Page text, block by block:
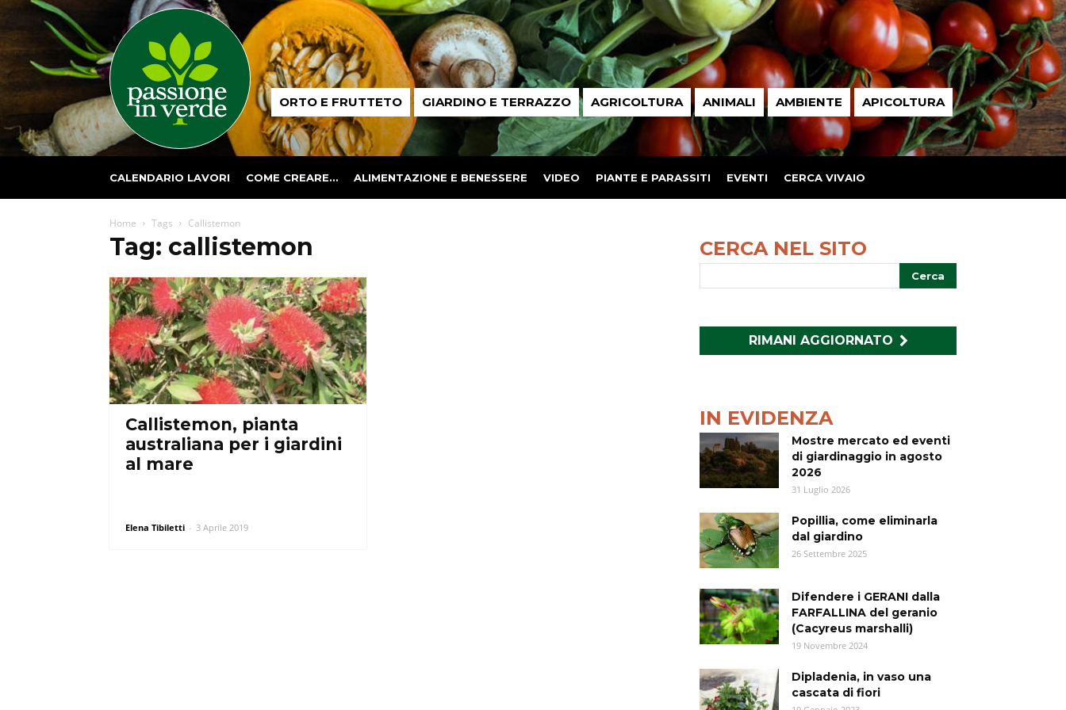
Passione
in ORTO E FRUTTETO GIARDINO E TERRAZZO AGRICOLTURA ANIMALI AMBIENTE APICOLTURA
CALENDARIO LAVORI COME CREARE… ALIMENTAZIONE E BENESSERE VIDEO PIANTE E PARASSITI EVENTI CERCA VIVAIO
Home Tags Callistemon
Tag: callistemon
Callistemon, pianta
australiana per i giardini
al mare
Elena Tibiletti - 3 Aprile 2019
CERCA NEL SITO
RIMANI AGGIORNATO
IN EVIDENZA
Mostre mercato ed eventi
di giardinaggio in agosto
2026
31 Luglio 2026
Popillia, come eliminarla
dal giardino
26 Settembre 2025
Difendere i GERANI dalla
FARFALLINA del geranio
(Cacyreus marshalli)
19 Novembre 2024
Dipladenia, in vaso una
cascata di fiori